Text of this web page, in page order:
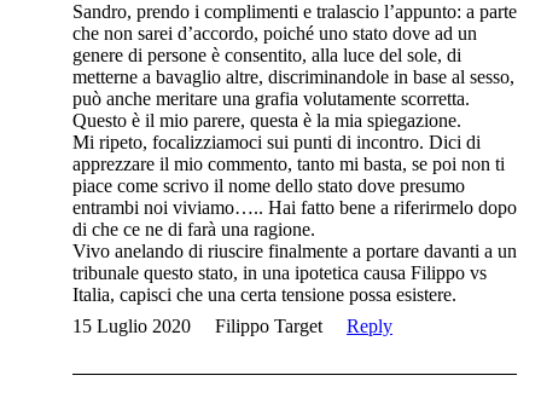
Sandro, prendo i complimenti e tralascio l’appunto: a parte
che non sarei d’accordo, poiché uno stato dove ad un
genere di persone è consentito, alla luce del sole, di
metterne a bavaglio altre, discriminandole in base al sesso,
può anche meritare una grafia volutamente scorretta.
Questo è il mio parere, questa è la mia spiegazione.
Mi ripeto, focalizziamoci sui punti di incontro. Dici di
apprezzare il mio commento, tanto mi basta, se poi non ti
piace come scrivo il nome dello stato dove presumo
entrambi noi viviamo….. Hai fatto bene a riferirmelo dopo
di che ce ne di farà una ragione.
Vivo anelando di riuscire finalmente a portare davanti a un
tribunale questo stato, in una ipotetica causa Filippo vs
Italia, capisci che una certa tensione possa esistere.
15 Luglio 2020
Filippo Target Reply